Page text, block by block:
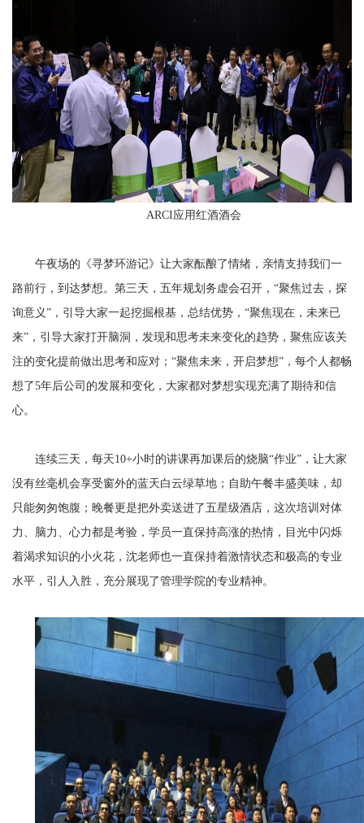
ARCI应用红酒酒会
午夜场的《寻梦环游记》让大家酝酿了情绪，亲情支持我们一
路前行，到达梦想。第三天，五年规划务虚会召开，“聚焦过去，探
询意义”，引导大家一起挖掘根基，总结优势，“聚焦现在，未来已
来”，引导大家打开脑洞，发现和思考未来变化的趋势，聚焦应该关
注的变化提前做出思考和应对；“聚焦未来，开启梦想”，每个人都畅
想了5年后公司的发展和变化，大家都对梦想实现充满了期待和信
心。
连续三天，每天10+小时的讲课再加课后的烧脑“作业”，让大家
没有丝毫机会享受窗外的蓝天白云绿草地；自助午餐丰盛美味，却
只能匆匆饱腹；晚餐更是把外卖送进了五星级酒店，这次培训对体
力、脑力、心力都是考验，学员一直保持高涨的热情，目光中闪烁
着渴求知识的小火花，沈老师也一直保持着激情状态和极高的专业
水平，引人入胜，充分展现了管理学院的专业精神。